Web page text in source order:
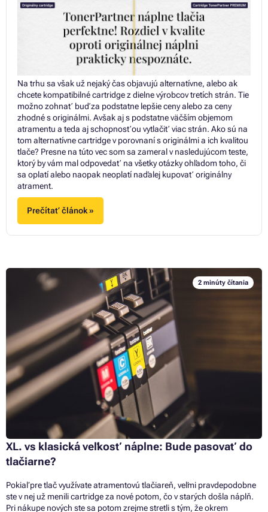
Na trhu sa však už nejaký čas objavujú alternatívne, alebo ak
chcete kompatibilné cartridge z dielne výrobcov tretích strán. Tie
možno zohnať buď za podstatne lepšie ceny alebo za ceny
zhodné s originálmi. Avšak aj s podstatne väčším objemom
atramentu a teda aj schopnosťou vytlačiť viac strán. Ako sú na
tom alternatívne cartridge v porovnaní s originálmi a ich kvalitou
tlače? Presne na túto vec som sa zameral v nasledujúcom teste,
ktorý by vám mal odpovedať na všetky otázky ohľadom toho, či
sa oplatí alebo naopak neoplatí naďalej kupovať originálny
atrament.
Prečítať článok »
2 minúty čítania
XL. vs klasická veľkosť náplne: Bude pasovať do
tlačiarne?
Pokiaľ pre tlač využívate atramentovú tlačiareň, veľmi pravdepodobne
ste v nej už menili cartridge za nové potom, čo v starých došla náplň.
Pri nákupe nových ste sa potom zrejme stretli s tým, že okrem